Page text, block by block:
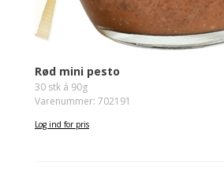
Rød mini pesto
30 stk á 90g
Varenummer: 702191
Log ind for pris